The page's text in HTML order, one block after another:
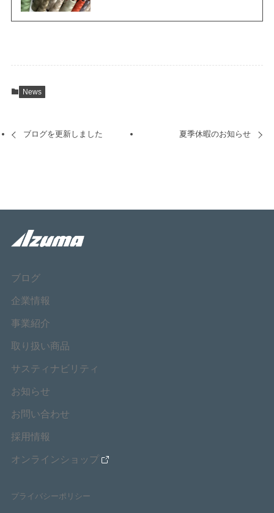
News
ブログを更新しました 夏季休暇のお知らせ
ブログ
企業情報
事業紹介
取り扱い商品
サスティナビリティ
お知らせ
お問い合わせ
採用情報
オンラインショップ
プライバシーポリシー